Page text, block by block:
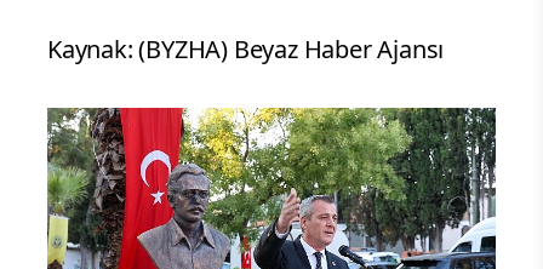
Kaynak: (BYZHA) Beyaz Haber Ajansı